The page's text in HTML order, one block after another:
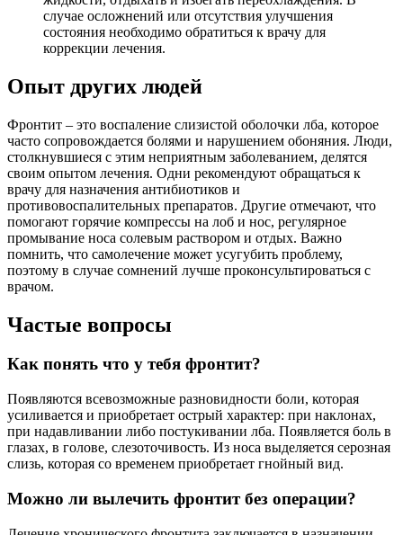
случае осложнений или отсутствия улучшения
состояния необходимо обратиться к врачу для
коррекции лечения.
Опыт других людей
Фронтит – это воспаление слизистой оболочки лба, которое
часто сопровождается болями и нарушением обоняния. Люди,
столкнувшиеся с этим неприятным заболеванием, делятся
своим опытом лечения. Одни рекомендуют обращаться к
врачу для назначения антибиотиков и
противовоспалительных препаратов. Другие отмечают, что
помогают горячие компрессы на лоб и нос, регулярное
промывание носа солевым раствором и отдых. Важно
помнить, что самолечение может усугубить проблему,
поэтому в случае сомнений лучше проконсультироваться с
врачом.
Частые вопросы
Как понять что у тебя фронтит?
Появляются всевозможные разновидности боли, которая
усиливается и приобретает острый характер: при наклонах,
при надавливании либо постукивании лба. Появляется боль в
глазах, в голове, слезоточивость. Из носа выделяется серозная
слизь, которая со временем приобретает гнойный вид.
Можно ли вылечить фронтит без операции?